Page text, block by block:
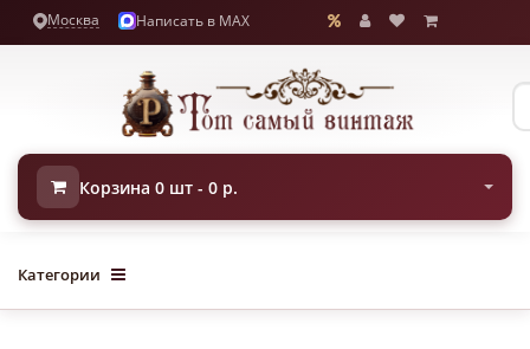
Москва Написать в MAX
Корзина 0 шт - 0 р.
Категории